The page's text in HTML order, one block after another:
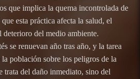
que implica la quema incontrolada de
esta práctica afecta la salud, el
deterioro del medio ambiente.
se renuevan año tras año, y la tarea
población sobre los peligros de la
trata del daño inmediato, sino del